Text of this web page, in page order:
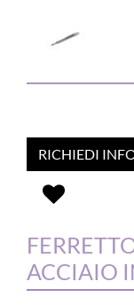
RICHIEDI
ACCIAIO